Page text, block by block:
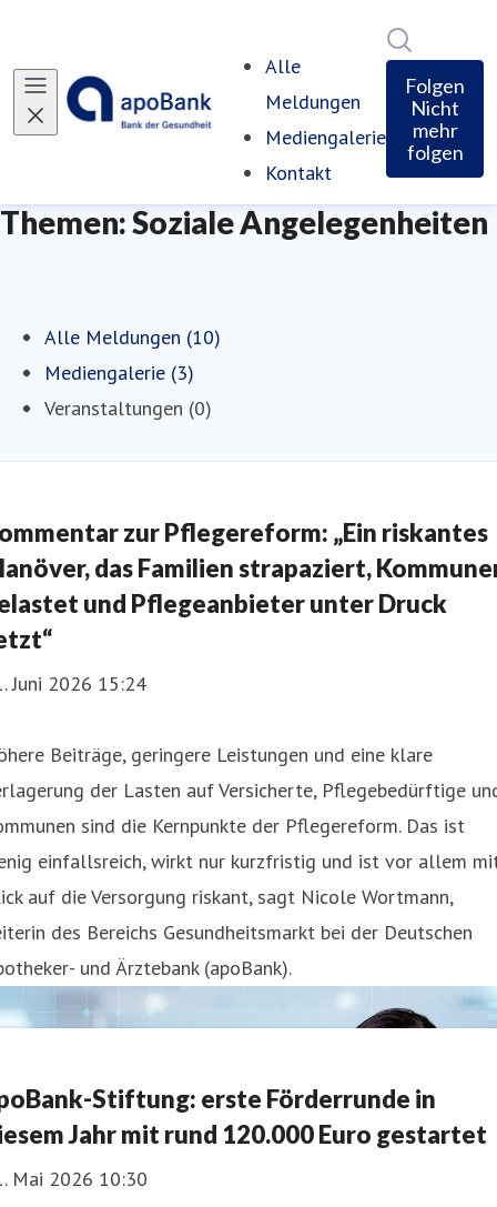
Alle
Meldungen
Mediengalerie
Kontakt
Folgen
Nicht
mehr
folgen
Themen: Soziale Angelegenheiten
Alle Meldungen (10)
Mediengalerie (3)
Veranstaltungen (0)
zur Pflegereform: „Ein riskantes
das Familien strapaziert,
und Pflegeanbieter unter Druck
Juni 2026 15:24
Beiträge, geringere Leistungen und eine klare
der Lasten auf Versicherte, Pflegebedürftige
sind die Kernpunkte der Pflegereform. Das ist
einfallsreich, wirkt nur kurzfristig und ist vor allem
auf die Versorgung riskant, sagt Nicole Wortmann,
des Bereichs Gesundheitsmarkt bei der Deutschen
und Ärztebank (apoBank).
Stiftung: erste Förderrunde in
Jahr mit rund 120.000 Euro gestartet
Mai 2026 10:30